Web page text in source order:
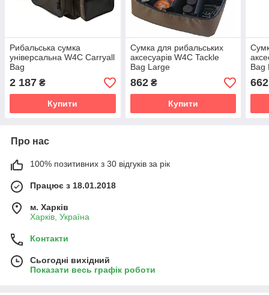
Рибальська сумка
універсальна W4C Carryall
Bag
2 187 ₴
Купити
Сумка для рибальських
аксесуарів W4C Tackle
Bag Large
862₴
Купити
Bag
662
Про нас
100% позитивних з 30 відгуків за рік
Працює з 18.01.2018
м. Харків
Харків, Україна
Контакти
Сьогодні вихідний
Показати весь графік роботи